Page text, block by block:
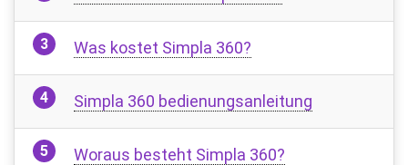
Was kostet Simpla 360?
Simpla 360 bedienungsanleitung
Woraus besteht Simpla 360?